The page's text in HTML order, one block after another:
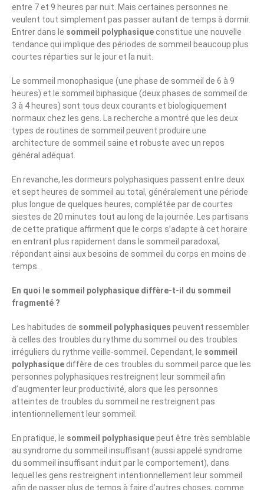
entre 7 et 9 heures par nuit. Mais certaines personnes ne
veulent tout simplement pas passer autant de temps à dormir.
Entrer dans le sommeil polyphasique constitue une nouvelle
tendance qui implique des périodes de sommeil beaucoup plus
courtes réparties sur le jour et la nuit.
Le sommeil monophasique (une phase de sommeil de 6 à 9
heures) et le sommeil biphasique (deux phases de sommeil de
3 à 4 heures) sont tous deux courants et biologiquement
normaux chez les gens. La recherche a montré que les deux
types de routines de sommeil peuvent produire une
architecture de sommeil saine et robuste avec un repos
général adéquat.
En revanche, les dormeurs polyphasiques passent entre deux
et sept heures de sommeil au total, généralement une période
plus longue de quelques heures, complétée par de courtes
siestes de 20 minutes tout au long de la journée. Les partisans
de cette pratique affirment que le corps s’adapte à cet horaire
en entrant plus rapidement dans le sommeil paradoxal,
répondant ainsi aux besoins de sommeil du corps en moins de
temps.
En quoi le sommeil polyphasique diffère-t-il du sommeil
fragmenté ?
Les habitudes de sommeil polyphasiques peuvent ressembler
à celles des troubles du rythme du sommeil ou des troubles
irréguliers du rythme veille-sommeil. Cependant, le sommeil
polyphasique diffère de ces troubles du sommeil parce que les
personnes polyphasiques restreignent leur sommeil afin
d’augmenter leur productivité, alors que les personnes
atteintes de troubles du sommeil ne restreignent pas
intentionnellement leur sommeil.
En pratique, le sommeil polyphasiquepeut être très semblable
au syndrome du sommeil insuffisant (aussi appelé syndrome
du sommeil insuffisant induit par le comportement), dans
lequel les gens restreignent intentionnellement leur sommeil
afin de passer plus de temps à faire d’autres choses, comme